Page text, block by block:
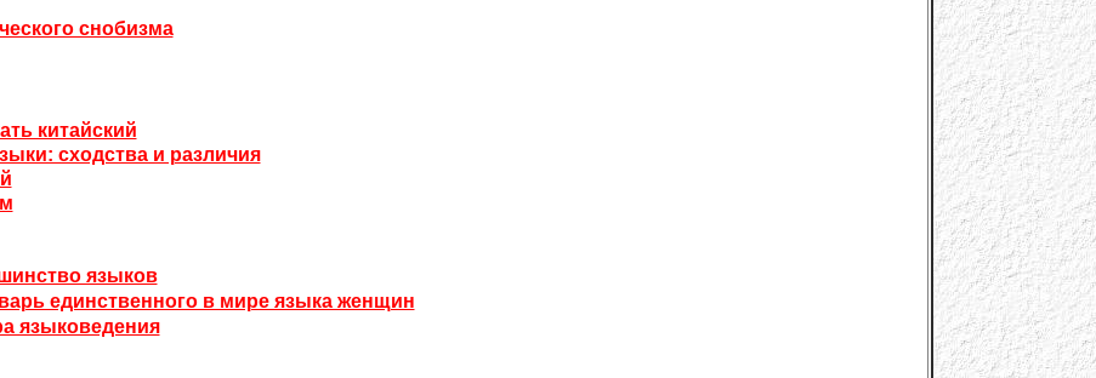
снобизма
китайский
сходства и различия
языков
единственного в мире языка женщин
языковедения